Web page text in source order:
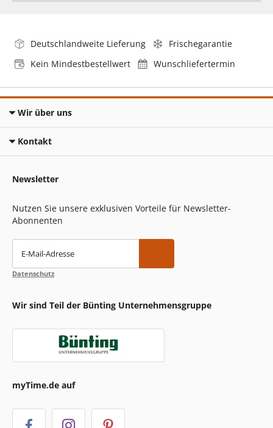
Deutschlandweite Lieferung
Frischegarantie
Kein Mindestbestellwert
Wunschliefertermin
Wir über uns
Kontakt
Newsletter
Nutzen Sie unsere exklusiven Vorteile für Newsletter-
Abonnenten
E-Mail-Adresse
Datenschutz
Wir sind Teil der Bünting Unternehmensgruppe
myTime.de auf